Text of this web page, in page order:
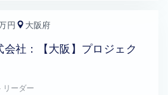
円 大阪府
会社：【大阪】プロジェク
リーダー